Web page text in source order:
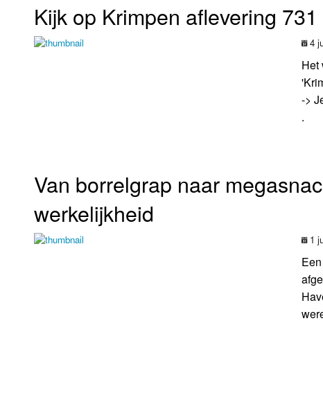
Kijk op Krimpen aflevering 731
4
Het
->
.
Van borrelgrap naar
werkelijkheid
1